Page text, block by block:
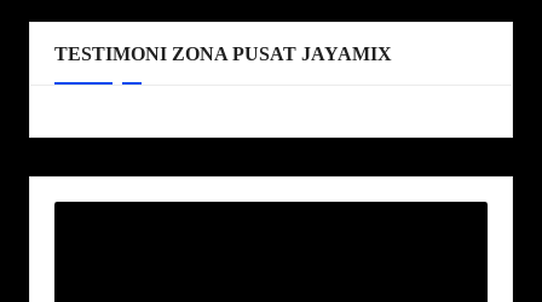
TESTIMONI ZONA PUSAT JAYAMIX